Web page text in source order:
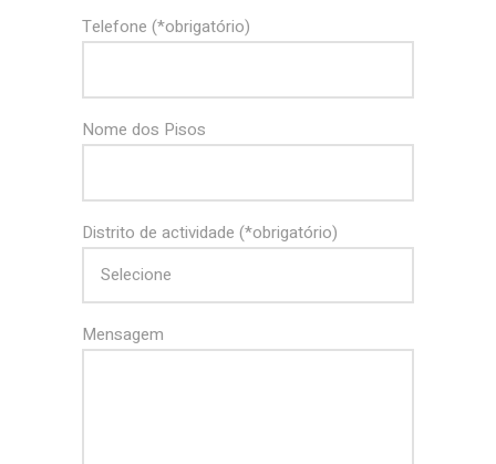
Telefone (*obrigatório)
Nome dos Pisos
Distrito de actividade (*obrigatório)
Mensagem